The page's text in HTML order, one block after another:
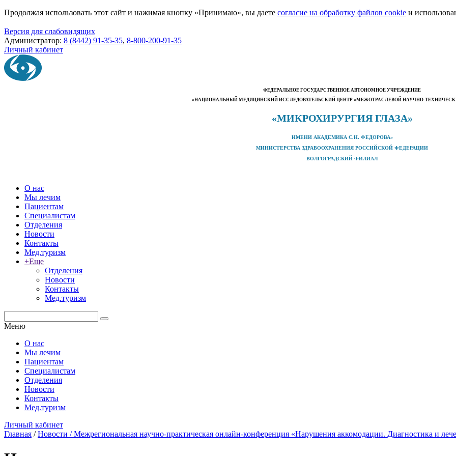
Продолжая использовать этот сайт и нажимая кнопку «Принимаю», вы даете согласие на обработку файлов cookie и
Версия для слабовидящих
Администратор: 8 (8442) 91-35-35, 8-800-200-91-35
Личный кабинет
ФЕДЕРАЛЬНОЕ ГОСУДАРСТВЕННОЕ АВТОНОМНОЕ УЧРЕЖДЕНИЕ
«НАЦИОНАЛЬНЫЙ МЕДИЦИНСКИЙ ИССЛЕДОВАТЕЛЬСКИЙ ЦЕНТР «МЕЖОТРАСЛЕВОЙ НАУЧНО-
«МИКРОХИРУРГИЯ ГЛАЗА»
ИМЕНИ АКАДЕМИКА С.Н. ФЕДОРОВА»
МИНИСТЕРСТВА ЗДРАВООХРАНЕНИЯ РОССИЙСКОЙ ФЕДЕРАЦИИ
ВОЛГОГРАДСКИЙ ФИЛИАЛ
О нас
Мы лечим
Пациентам
Специалистам
Отделения
Новости
Контакты
Мед.туризм
+Еще
Отделения
Новости
Контакты
Мед.туризм
Меню
О нас
Мы лечим
Пациентам
Специалистам
Отделения
Новости
Контакты
Мед.туризм
Личный кабинет
Главная /Новости / Межрегиональная научно-практическая онлайн-конференция «Нарушения аккомодации. Диагностика и